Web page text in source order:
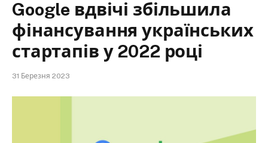
Google вдвічі збільшила
фінансування українських
стартапів у 2022 році
31 Березня 2023